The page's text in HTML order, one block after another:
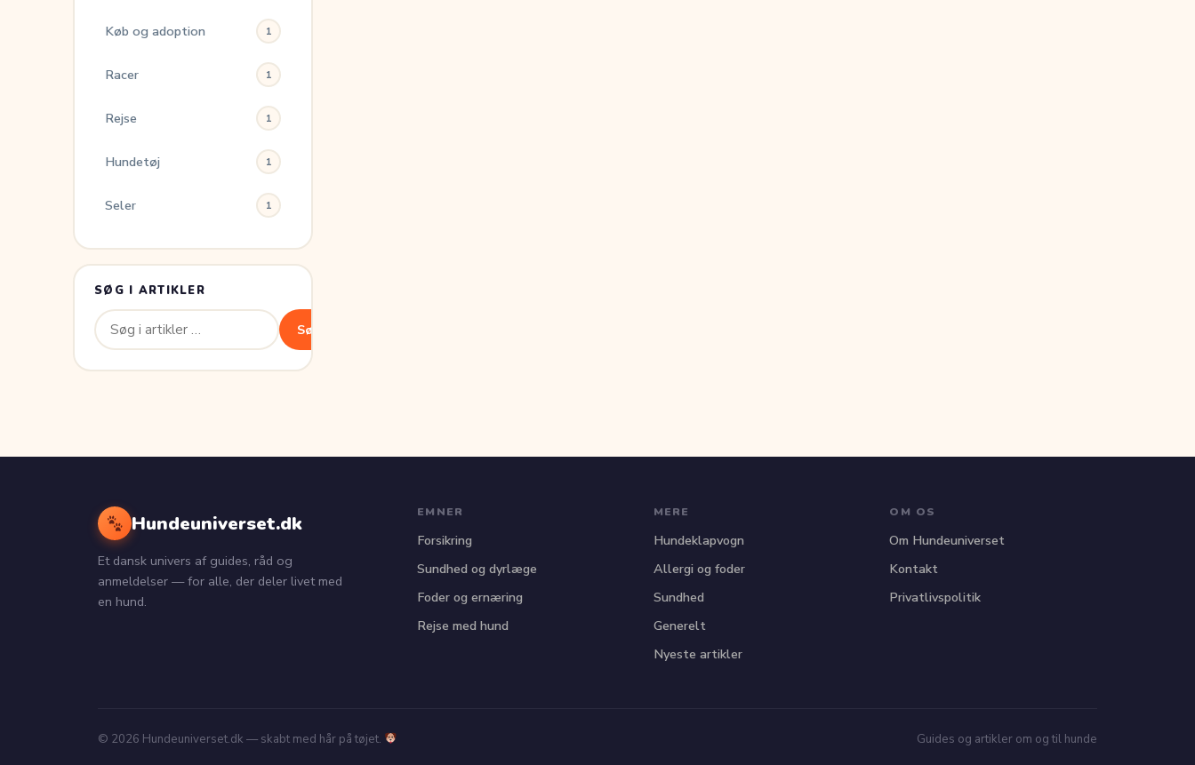
Køb og adoption 1
Racer 1
Rejse 1
Hundetøj 1
Seler 1
SØG I ARTIKLER
Søg
efter:
Søg
Hundeuniverset.dk
Et dansk univers af guides, råd og
anmeldelser — for alle, der deler livet med
en hund.
EMNER
Forsikring
Sundhed og dyrlæge
Foder og ernæring
Rejse med hund
MERE
Hundeklapvogn
Allergi og foder
Sundhed
Generelt
Nyeste artikler
OM OS
Om Hundeuniverset
Kontakt
Privatlivspolitik
© 2026 Hundeuniverset.dk — skabt med hår på tøjet. Guides og artikler om og til hunde